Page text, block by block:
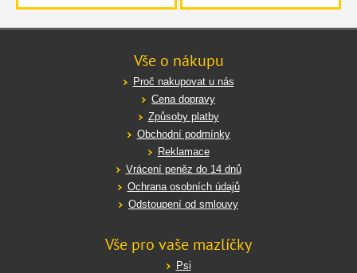
Vše o nákupu
Proč nakupovat u nás
Cena dopravy
Způsoby platby
Obchodní podmínky
Reklamace
Vrácení peněz do 14 dnů
Ochrana osobních údajů
Odstoupení od smlouvy
Vše pro vaše mazlíčky
Psi